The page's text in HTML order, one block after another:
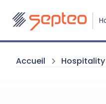
Accueil Hospitality